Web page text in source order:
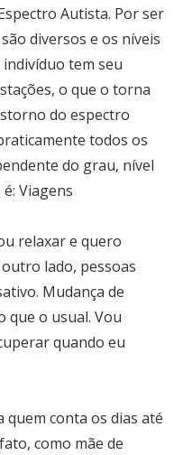
Autista. Por ser
diversos e os níveis
tem seu
o que o torna
do espectro
todos os
do grau, nível
Viagens
relaxar e quero
lado, pessoas
Mudança de
que o usual. Vou
quando eu
conta os dias até
como mãe de